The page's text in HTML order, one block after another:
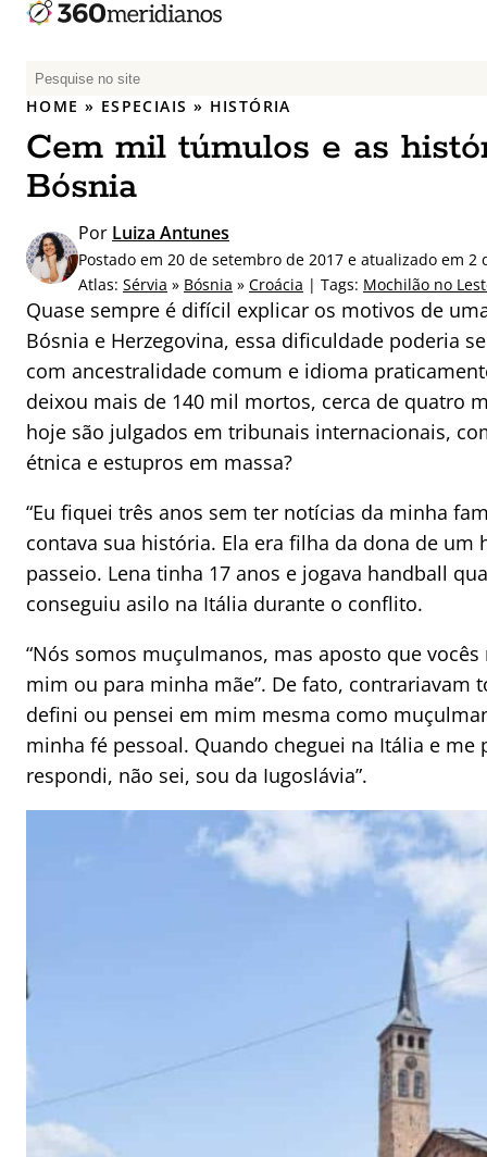
P
e
q
u
i
a
r
p
o
:
HOME » ESPECIAIS » HISTÓRIA
Cem mil túmulos e as
Bósnia
Por Luiza Antunes
Postado em 20 de setembro de 2017 e atualizado em 2
Atlas: Sérvia » Bósnia » Croácia | Tags: Mochilão no
Quase sempre é difícil explicar os motivos de
Bósnia e Herzegovina, essa dificuldade poderia
com ancestralidade comum e idioma
deixou mais de 140 mil mortos, cerca de quatro
hoje são julgados em tribunais internacionais,
étnica e estupros em massa?
“Eu fiquei três anos sem ter notícias da minha
contava sua história. Ela era filha da dona de
passeio. Lena tinha 17 anos e jogava handball
conseguiu asilo na Itália durante o conflito.
“Nós somos muçulmanos, mas aposto que
mim ou para minha mãe”. De fato, contrariavam
defini ou pensei em mim mesma como
minha fé pessoal. Quando cheguei na Itália e
respondi, não sei, sou da Iugoslávia”.